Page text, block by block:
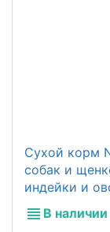
Сухой корм
собак и
индейки и
В наличии